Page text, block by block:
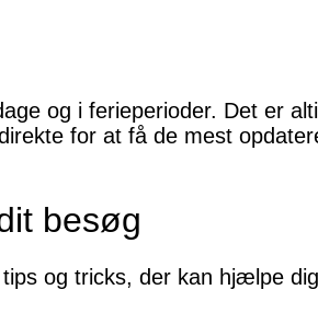
og i ferieperioder. Det er
for at få de mest
besøg
og tricks, der kan hjælpe